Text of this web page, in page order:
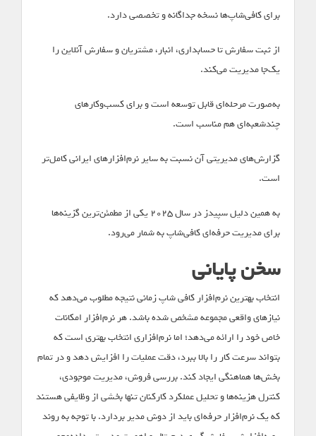
برای کافی‌شاپ‌ها نسخه جداگانه و تخصصی دارد.
از ثبت سفارش تا حسابداری، انبار، مشتریان و سفارش آنلاین را
یک‌جا مدیریت می‌کند.
به‌صورت مرحله‌ای قابل توسعه است و برای کسب‌وکارهای
چندشعبه‌ای هم مناسب است.
گزارش‌های مدیریتی آن نسبت به سایر نرم‌افزارهای ایرانی کامل‌تر
است.
به همین دلیل سپیدز در سال 2025 یکی از مطمئن‌ترین گزینه‌ها
برای مدیریت حرفه‌ای کافی‌شاپ به شمار می‌رود.
سخن پایانی
انتخاب بهترین نرم‌افزار کافی شاپ زمانی نتیجه مطلوب می‌دهد که
نیازهای واقعی مجموعه مشخص شده باشد. هر نرم‌افزار امکانات
خاص خود را ارائه می‌دهد؛ اما نرم‌افزاری انتخاب بهتری است که
بتواند سرعت کار را بالا ببرد، دقت عملیات را افزایش دهد و در تمام
بخش‌ها هماهنگی ایجاد کند. بررسی فروش، مدیریت موجودی،
کنترل هزینه‌ها و تحلیل عملکرد کارکنان تنها بخشی از وظایفی هستند
که یک نرم‌افزار حرفه‌ای باید از دوش مدیر بردارد. با توجه به روند